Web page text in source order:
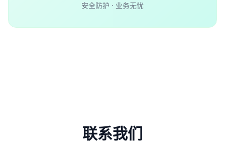
安全防护 · 业务无忧
联系我们